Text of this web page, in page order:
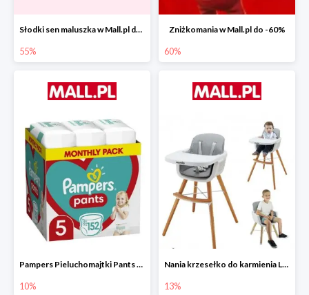
Słodki sen maluszka w Mall.pl do -55%
55%
Zniżkomania w Mall.pl do -60%
60%
Pampers Pieluchomajtki Pants 5 (12-17 kg) 152 szt.
10%
Nania krzesełko do karmienia LUNA 2w1
13%